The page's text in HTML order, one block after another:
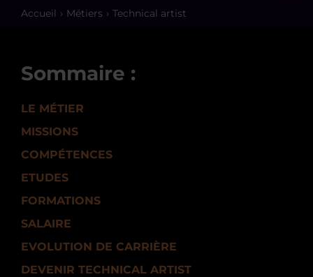
Accueil Métiers Technical artist
Sommaire :
LE MÉTIER
MISSIONS
COMPÉTENCES
ETUDES
FORMATIONS
SALAIRE
EVOLUTION DE CARRIÈRE
DEVENIR TECHNICAL ARTIST